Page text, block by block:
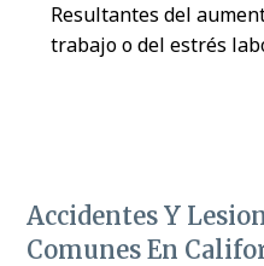
Resultantes del
trabajo o del estrés
Accidentes Y
Comunes En